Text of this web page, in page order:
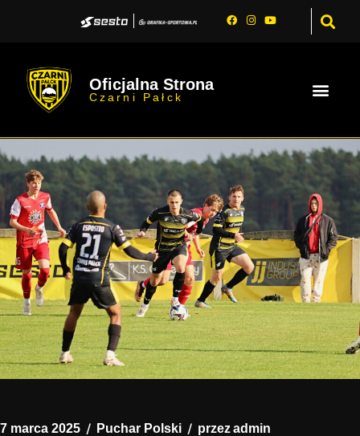
Oficjalna Strona
Czarni Pałck
7 marca 2025 Puchar Polski przezadmin